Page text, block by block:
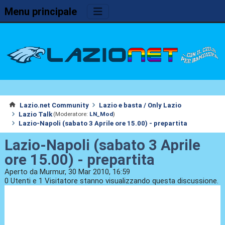
Menu principale
Lazio.net Community
Lazio e basta / Only Lazio
Lazio Talk (Moderatore: LN_Mod)
Lazio-Napoli (sabato 3 Aprile ore 15.00) - prepartita
Lazio-Napoli (sabato 3 Aprile
ore 15.00) - prepartita
Aperto da Murmur, 30 Mar 2010, 16:59
0 Utenti e 1 Visitatore stanno visualizzando questa discussione.